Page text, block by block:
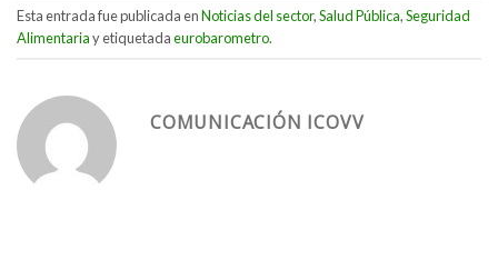
Esta entrada fue publicada enNoticias del sector,Salud Pública,Seguridad
Alimentariay etiquetadaeurobarometro.
COMUNICACIÓN ICOVV